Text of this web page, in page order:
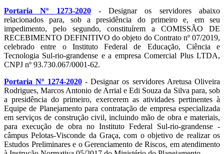
Portaria Nº 1273-2020- Designar os servidores abaixo
relacionados para, sob a presidência do primeiro e, em seu
impedimento, pelo segundo, constituírem a COMISSÃO DE
RECEBIMENTO DEFINITIVO do objeto do Contrato nº 07/2019,
celebrado entre o Instituto Federal de Educação, Ciência e
Tecnologia Sul-rio-grandense e a empresa Comercial Plus LTDA,
CNPJ nº 93.730.067/0001-62.
Portaria Nº 1274-2020- Designar os servidores Aretusa Oliveira
Rodrigues, Marcos Antonio de Arrial e Edi Souza da Silva para, sob
a presidência do primeiro, exercerem as atividades pertinentes à
Equipe de Planejamento para contratação de empresa especializada
em serviços de construção civil, incluindo mão de obra e materiais,
para execução de obra no Instituto Federal Sul-rio-grandense -
câmpus Pelotas-Visconde da Graça, com o objetivo de realizar os
Estudos Preliminares e o Gerenciamento de Riscos, em atendimento